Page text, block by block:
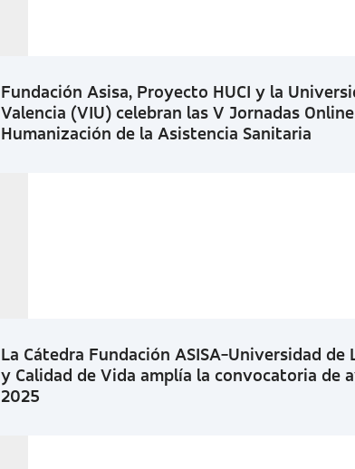
Fundación Asisa, Proyecto HUCI y la
Valencia (VIU) celebran las V Jornadas
Humanización de la Asistencia Sanitaria
La Cátedra Fundación ASISA-Universidad de
y Calidad de Vida amplía la convocatoria de
2025